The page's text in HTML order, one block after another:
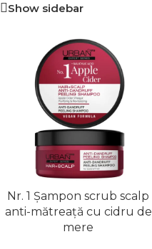
Show sidebar
Nr. 1 Șampon scrub scalp
anti-mătreață cu cidru de
mere